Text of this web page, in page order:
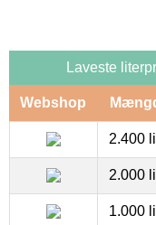
Laveste
Webshop
2.400
2.000
1.000